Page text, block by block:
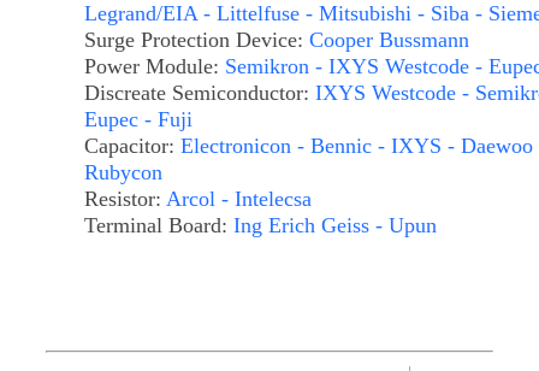
Legrand/EIA - Littelfuse - Mitsubishi - Siba -
Surge Protection Device: Cooper Bussmann
Power Module: Semikron - IXYS Westcode -
Discreate Semiconductor: IXYS Westcode -
Eupec - Fuji
Capacitor: Electronicon - Bennic - IXYS - Daewoo
Rubycon
Resistor: Arcol - Intelecsa
Terminal Board: Ing Erich Geiss - Upun